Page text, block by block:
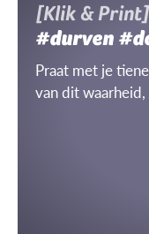
[Klik & Print]
#durven
Praat met je
van dit